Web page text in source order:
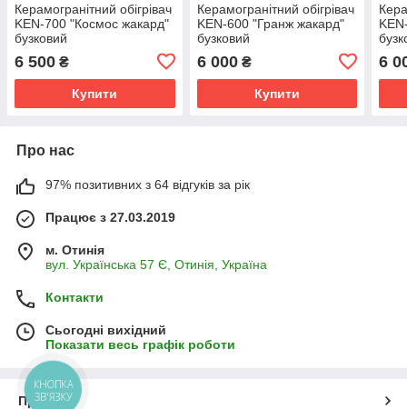
Керамогранітний обігрівач
KEN-700 "Космос жакард"
бузковий
6 500 ₴
Купити
Керамогранітний обігрівач
KEN-600 "Гранж жакард"
бузковий
6 000₴
Купити
6
Про нас
97% позитивних з 64 відгуків за рік
Працює з 27.03.2019
м. Отинія
вул. Українська 57 Є, Отинія, Україна
Контакти
Сьогодні вихідний
Показати весь графік роботи
Про нас
КНОПКА
ЗВ'ЯЗКУ